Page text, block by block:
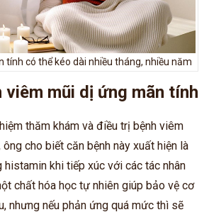
tính có thể kéo dài nhiều tháng, nhiều năm
viêm mũi dị ứng mãn tính
thăm khám và điều trị bệnh viêm
cho biết căn bệnh này xuất hiện là
khi tiếp xúc với các tác nhân
chất hóa học tự nhiên giúp bảo vệ cơ
nhưng nếu phản ứng quá mức thì sẽ